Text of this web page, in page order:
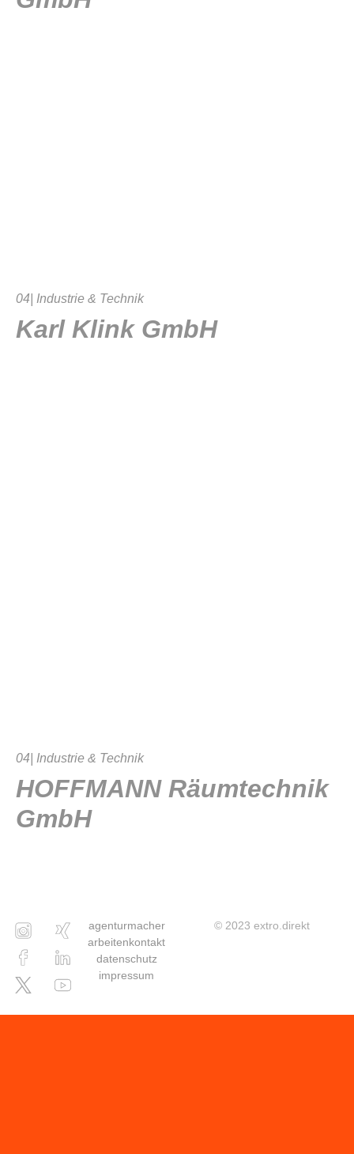
04| Industrie & Technik
Karl Klink GmbH
04| Industrie & Technik
HOFFMANN Räumtechnik
GmbH
© 2023 extro.direkt
agenturmacher
arbeitenkontakt
datenschutz
impressum